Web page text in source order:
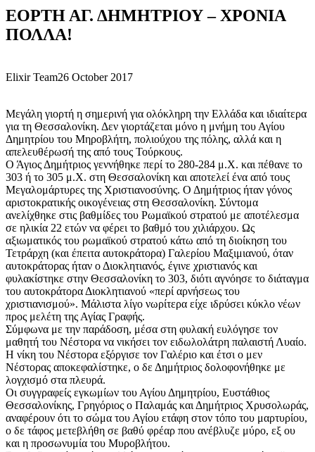
ΕΟΡΤΗ ΑΓ. ΔΗΜΗΤΡΙΟΥ – ΧΡΟΝΙΑ
ΠΟΛΛΑ!
Elixir Team26 October 2017
Μεγάλη γιορτή η σημερινή για ολόκληρη την Ελλάδα και ιδιαίτερα
για τη Θεσσαλονίκη. Δεν γιορτάζεται μόνο η μνήμη του Αγίου
Δημητρίου του Μηροβλήτη, πολιούχου της πόλης, αλλά και η
απελευθέρωσή της από τους Τούρκους.
Ο Άγιος Δημήτριος γεννήθηκε περί το 280-284 μ.Χ. και πέθανε το
303 ή το 305 μ.Χ. στη Θεσσαλονίκη και αποτελεί ένα από τους
Μεγαλομάρτυρες της Χριστιανοσύνης. Ο Δημήτριος ήταν γόνος
αριστοκρατικής οικογένειας στη Θεσσαλονίκη. Σύντομα
ανελίχθηκε στις βαθμίδες του Ρωμαϊκού στρατού με αποτέλεσμα
σε ηλικία 22 ετών να φέρει το βαθμό του χιλιάρχου. Ως
αξιωματικός του ρωμαϊκού στρατού κάτω από τη διοίκηση του
Τετράρχη (και έπειτα αυτοκράτορα) Γαλερίου Μαξιμιανού, όταν
αυτοκράτορας ήταν ο Διοκλητιανός, έγινε χριστιανός και
φυλακίστηκε στην Θεσσαλονίκη το 303, διότι αγνόησε το διάταγμα
του αυτοκράτορα Διοκλητιανού «περί αρνήσεως του
χριστιανισμού». Μάλιστα λίγο νωρίτερα είχε ιδρύσει κύκλο νέων
προς μελέτη της Αγίας Γραφής.
Σύμφωνα με την παράδοση, μέσα στη φυλακή ευλόγησε τον
μαθητή του Νέστορα να νικήσει τον ειδωλολάτρη παλαιστή Λυαίο.
Η νίκη του Νέστορα εξόργισε τον Γαλέριο και έτσι ο μεν
Νέστορας αποκεφαλίστηκε, ο δε Δημήτριος δολοφονήθηκε με
λογχισμό στα πλευρά.
Οι συγγραφείς εγκωμίων του Αγίου Δημητρίου, Ευστάθιος
Θεσσαλονίκης, Γρηγόριος ο Παλαμάς και Δημήτριος Χρυσολωράς,
αναφέρουν ότι το σώμα του Αγίου ετάφη στον τόπο του μαρτυρίου,
ο δε τάφος μετεβλήθη σε βαθύ φρέαρ που ανέβλυζε μύρο, εξ ου
και η προσωνυμία του Μυροβλήτου.